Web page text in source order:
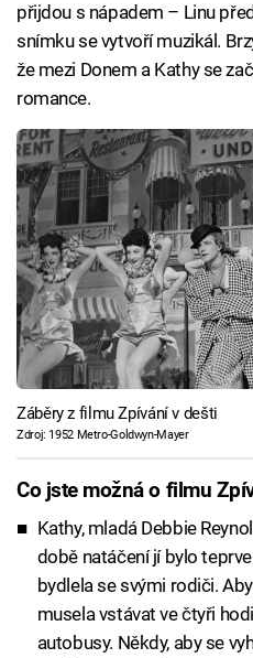
přijdou s nápadem – Linu
snímku se vytvoří muzikál.
že mezi Donem a Kathy se
romance.
Záběry z filmu Zpívání v dešti
Zdroj: 1952 Metro-Goldwyn-Mayer
Co jste možná o filmu
Kathy, mladá Debbie
době natáčení jí bylo
bydlela se svými rodiči.
musela vstávat ve čtyři
autobusy. Někdy, aby se